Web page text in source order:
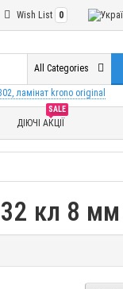
Wish List 0
All Categories
ламінат krono original
SALE
ДІЮЧІ АКЦІЇ
32 кл 8 мм